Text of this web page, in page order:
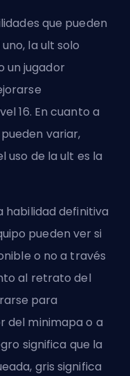
que pueden
la ult solo
un jugador
16. En cuanto a
variar,
uso de la ult es la
habilidad definitiva
pueden ver si
o no a través
al retrato del
para
del minimapa o a
significa que la
gris significa